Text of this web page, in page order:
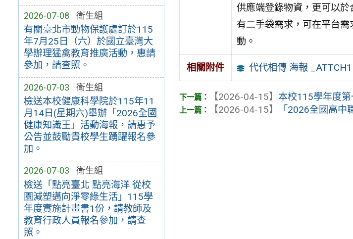
2026-07-08 衛生組
有關臺北市動物保護處訂於115
年7月25日（六）於國立臺灣大
學辦理猛禽教育推廣活動，惠請
參加，請查照。
2026-07-03 衛生組
檢送本校健康科學院於115年11
月14日(星期六)舉辦「2026全國
健康知識王」活動海報，請惠予
公告並鼓勵貴校學生踴躍報名參
加。
2026-07-03 衛生組
檢送「點亮臺北 點亮海洋 從校
園減塑邁向淨零綠生活」115學
年度實施計畫書1份，請教師及
教育行政人員報名參加，請查
照。
供應端登錄物資，更可以
有二手袋需求，可在平台
動。
相關附件 代代相傳 海報 _ATTCH1
【2026-04-15】 本校115學年度
【2026-04-15】
「2026全國高中